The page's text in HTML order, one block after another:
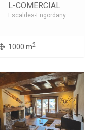
L-COMERCIAL
Escaldes-Engordany
1000 m2